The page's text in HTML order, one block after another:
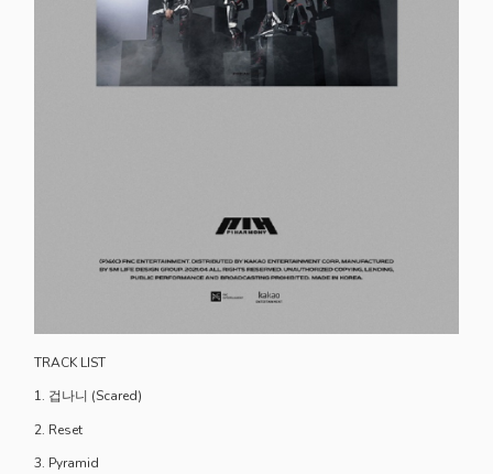
TRACK LIST
1. 겁나니 (Scared)
2. Reset
3. Pyramid